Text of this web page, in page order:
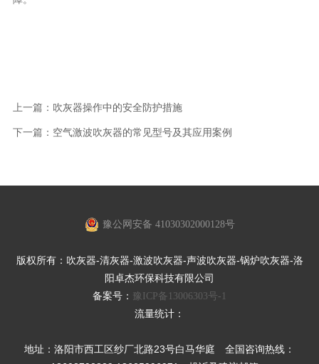
上一篇： 吹灰器操作中的安全防护措施
下一篇： 空气激波吹灰器的常见型号及其应用案例
豫公网安备 41030302000128号
版权所有：吹灰器-清灰器-激波吹灰器-声波吹灰器-锅炉吹灰器-洛
阳卓杰环保科技有限公司
备案号： 豫ICP备13006303号-1
流量统计：
地址：洛阳市西工区纱厂北路23号白马华庭 全国咨询热线：